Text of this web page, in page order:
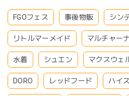
FGOフェス 事後物販 シン
リトルマーメイド マルチャー
水着 シュエン マクスウェ
DORO レッドフード ハイ